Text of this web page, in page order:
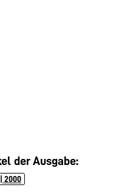
der Ausgabe:
2000